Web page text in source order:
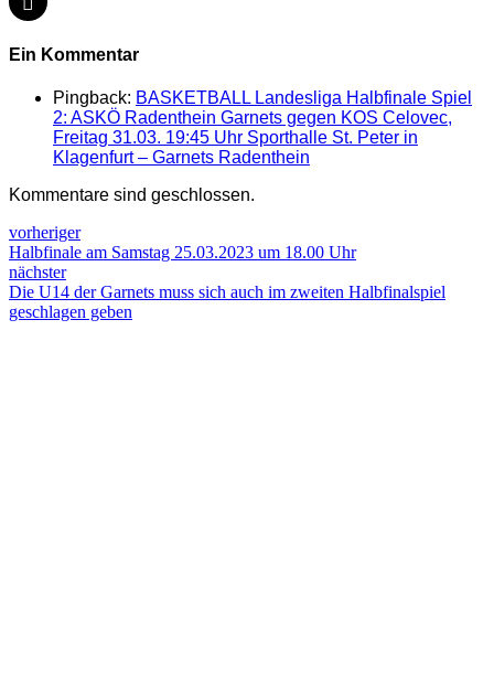
Ein Kommentar
Pingback: BASKETBALL Landesliga Halbfinale Spiel
2: ASKÖ Radenthein Garnets gegen KOS Celovec,
Freitag 31.03. 19:45 Uhr Sporthalle St. Peter in
Klagenfurt – Garnets Radenthein
Kommentare sind geschlossen.
vorheriger
Halbfinale am Samstag 25.03.2023 um 18.00 Uhr
nächster
Die U14 der Garnets muss sich auch im zweiten Halbfinalspiel
geschlagen geben